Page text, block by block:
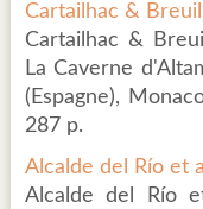
Cartailhac &
Cartailhac &
La Caverne
(Espagne),
287 p.
Alcalde del Río et
Alcalde del Río